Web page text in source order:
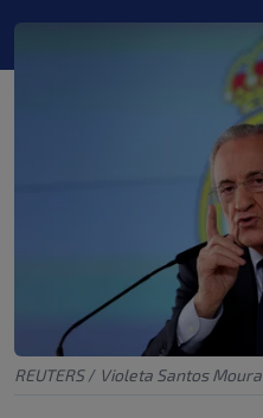
REUTERS / Violeta Santos Moura